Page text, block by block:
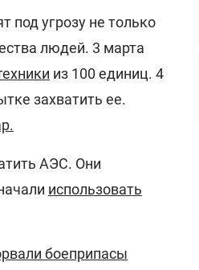
под угрозу не только
людей. 3 марта
из 100 единиц. 4
захватить ее.
АЭС. Они
использовать
боеприпасы